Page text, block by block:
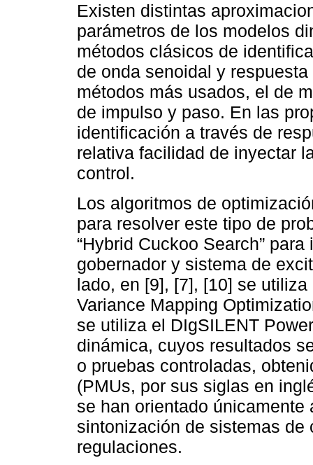
Existen distintas
parámetros de los modelos
métodos clásicos de
de onda senoidal y
métodos más usados, el de
de impulso y paso. En las
identificación a través de
relativa facilidad de inyectar
control.
Los algoritmos de
para resolver este tipo de
“Hybrid Cuckoo Search”
gobernador y sistema de
lado, en [9], [7], [10] se
Variance Mapping
se utiliza el DIgSILENT
dinámica, cuyos resultados
o pruebas controladas,
(PMUs, por sus siglas en
se han orientado
sintonización de sistemas
regulaciones.